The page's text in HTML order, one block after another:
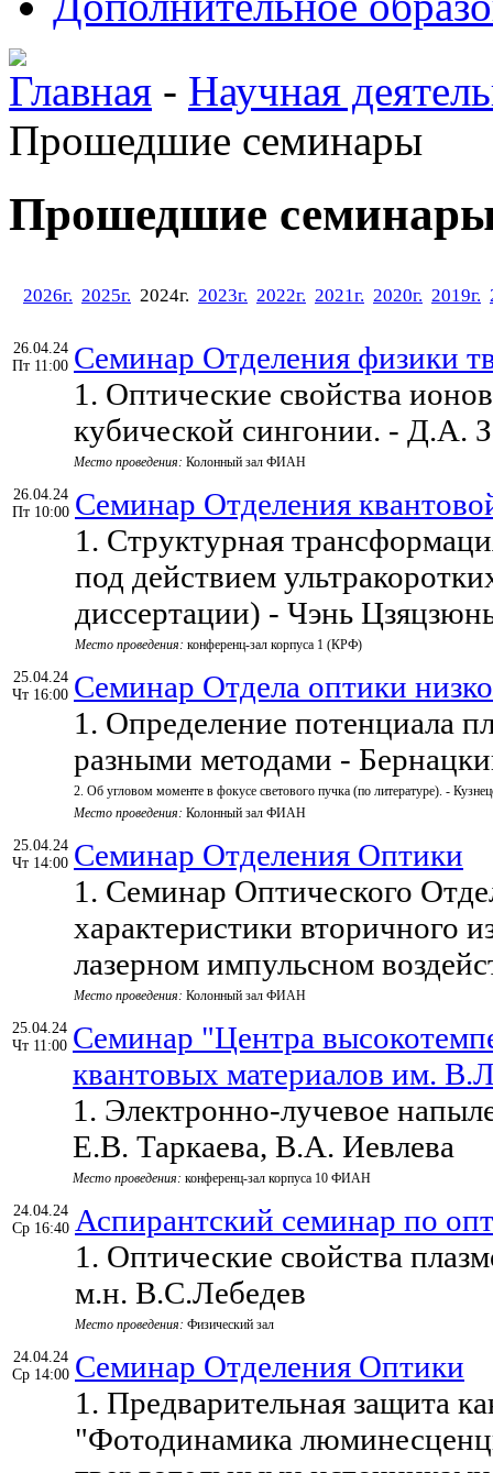
Главная - Научная
Прошедшие семинары
Прошедшие
2026г. 2025г. 2024г. 2023г. 2022г. 2021г. 2020г. 2019г.
26.04.24
Пт 11:00 Семинар Отделения физики
1. Оптические свойства
кубической сингонии. -
Место проведения: Колонный зал ФИАН
26.04.24
Пт 10:00 Семинар Отделения
1. Структурная
под действием
диссертации) - Чэнь
Место проведения: конференц-зал корпуса 1 (КРФ)
25.04.24
Чт 16:00 Семинар Отдела оптики
1. Определение потенциала
разными методами -
2. Об угловом моменте в фокусе светового пучка (по литературе). -
Место проведения: Колонный зал ФИАН
25.04.24
Чт 14:00 Семинар Отделения Оптики
1. Семинар Оптического
характеристики вторичного
лазерном импульсном
Место проведения: Колонный зал ФИАН
25.04.24
Чт 11:00 Семинар "Центра
квантовых материалов им.
1. Электронно-лучевое
Е.В. Таркаева, В.А. Иевлева
Место проведения: конференц-зал корпуса 10 ФИАН
24.04.24
Ср 16:40 Аспирантский семинар по
1. Оптические свойства
м.н. В.С.Лебедев
Место проведения: Физический зал
24.04.24
Ср 14:00 Семинар Отделения Оптики
1. Предварительная защита
"Фотодинамика